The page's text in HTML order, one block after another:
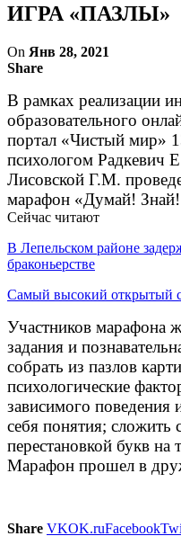
ИГРА «ПАЗЛЫ»
On Янв 28, 2021
Share
В рамках реализации
образовательного
портал «Чистый мир»
психологом Радкевич
Лисовской Г.М.
марафон «Думай!
Сейчас читают
В Лепельском районе
браконьерстве
Самый высокий открытый
Участников марафона
задания и
собрать из пазлов
психологические
зависимого поведения
себя понятия; сложить
перестановкой букв
Марафон прошел в
Share VKOK.ruFacebook